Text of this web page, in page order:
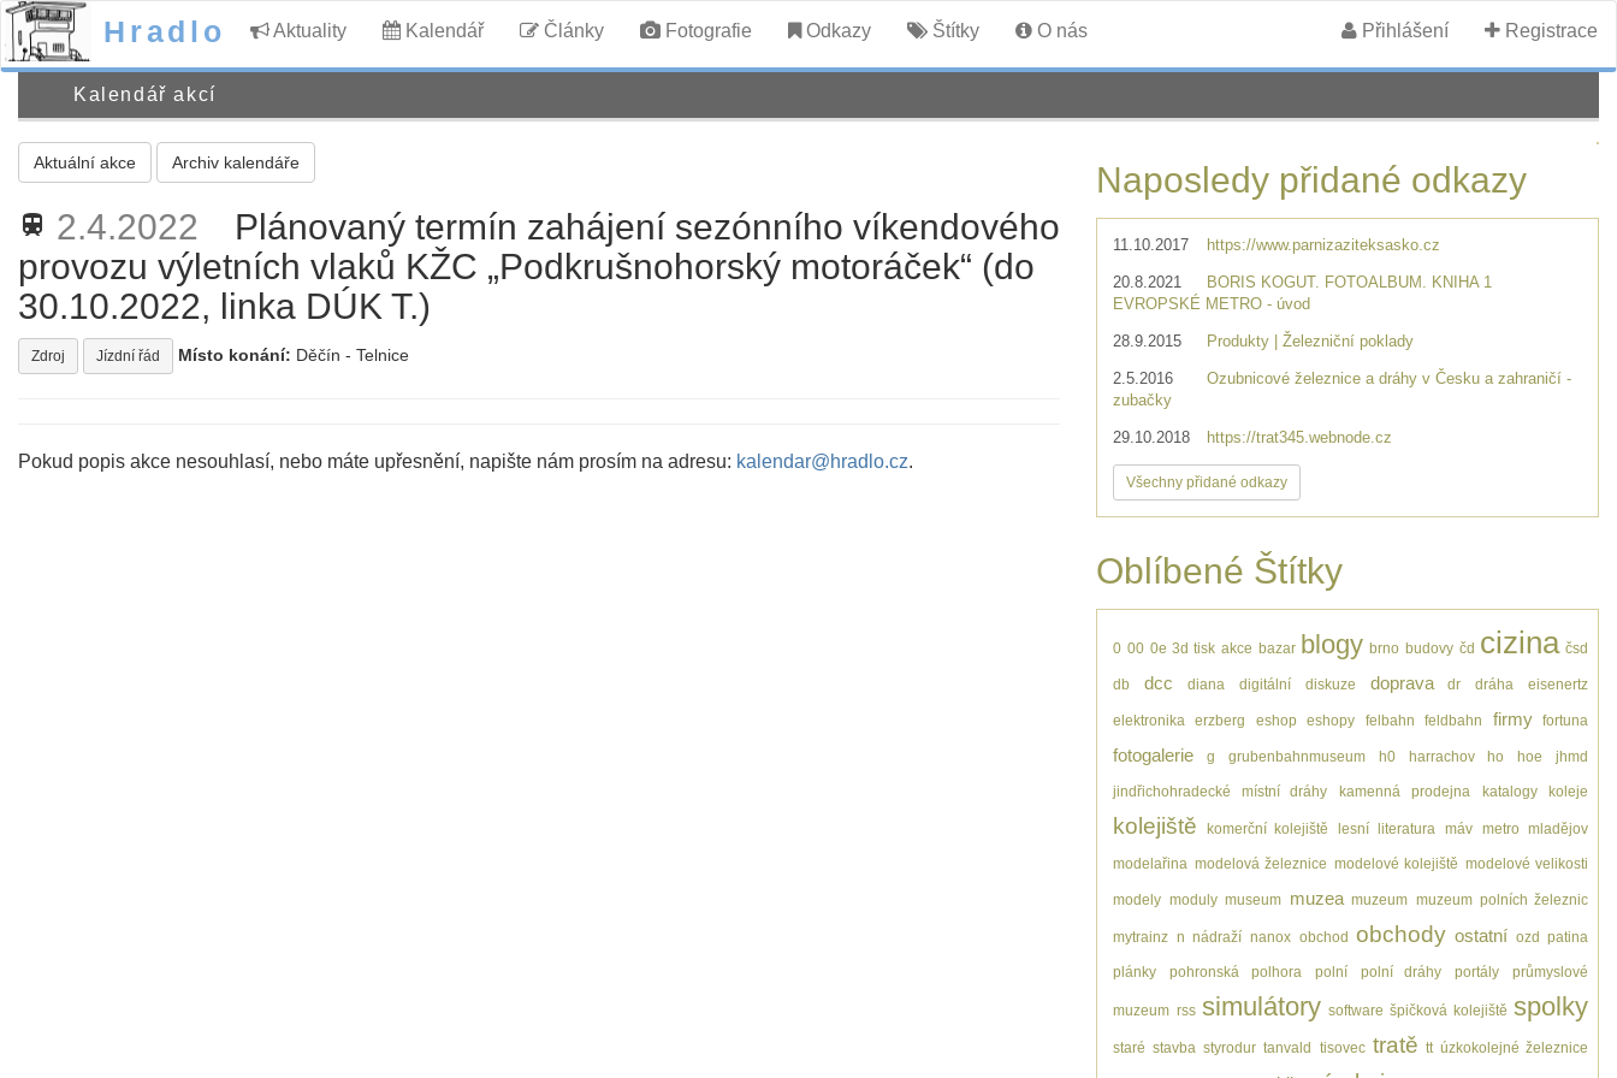
Hradlo Aktuality Kalendář Články Fotografie Odkazy Štítky O nás Přihlášení Registrace
Kalendář akcí
Aktuální akce Archiv kalendáře
train 2.4.2022
Plánovaný termín zahájení sezónního víkendového
provozu výletních vlaků KŽC „Podkrušnohorský motoráček“ (do
30.10.2022, linka DÚK T.)
Zdroj Jízdní řád Místo konání: Děčín - Telnice
Pokud popis akce nesouhlasí, nebo máte upřesnění, napište nám prosím na adresu: kalendar@hradlo.cz.
Naposledy přidané odkazy
11.10.2017 https://www.parnizaziteksasko.cz
20.8.2021
BORIS KOGUT. FOTOALBUM. KNIHA 1
EVROPSKÉ METRO - úvod
28.9.2015 Produkty | Železniční poklady
2.5.2016
Ozubnicové železnice a dráhy v Česku a zahraničí -
zubačky
29.10.2018 https://trat345.webnode.cz
Všechny přidané odkazy
Oblíbené Štítky
0 00 0e 3d tisk akce bazar blogy brno budovy čd cizina čsd
db dcc diana digitální diskuze doprava dr dráha eisenertz
elektronika erzberg eshop eshopy felbahn feldbahn firmy fortuna
fotogalerie g grubenbahnmuseum h0 harrachov ho hoe jhmd
jindřichohradecké místní dráhy kamenná prodejna katalogy koleje
kolejiště komerční kolejiště lesní literatura máv metro mladějov
modelařina modelová železnice modelové kolejiště modelové velikosti
modely moduly museum muzea muzeum muzeum polních železnic
mytrainz n nádraží nanox obchod obchody ostatní ozd patina
plánky pohronská polhora polní polní dráhy portály průmyslové
muzeum rss simulátory software špičková kolejiště spolky
staré stavba styrodur tanvald tisovec tratě tt úzkokolejné železnice